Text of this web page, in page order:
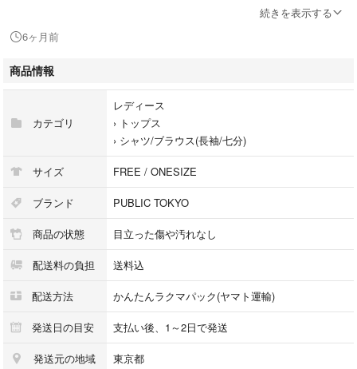
カフスの上側に隠しゴムを入れているので袖を上げた時に止まる1手間デ
衿開きのVネックは、1枚着でもインナーとレイヤードもかわいく着られ、
リボンをフロントで1回引っかけてボウタイ風でもかわいいデザインで
す。
柔らかさと膨らみがあり、着心地の良さに納得いただけるさわり心地で
本体:ポリエステル93% 本体:ポリウレタン7% 別布:ポリエステル100%
日本
手洗い可能
※商品の状態には細心の注意を払っておりますが、素人検品のため多少の
見落としがあるかと思います。ご容赦ください。
※細かいことを気にされる方や、USED品に御理解のない方は御遠慮下さ
続きを表示する
6ヶ月前
商品情報
カテゴリ
レディース
› トップス
› シャツ/ブラウス(長袖/七分)
サイズ FREE / ONESIZE
ブランド PUBLIC TOKYO
商品の状態 目立った傷や汚れなし
配送料の負担 送料込
配送方法 かんたんラクマパック(ヤマト運輸)
発送日の目安 支払い後、1～2日で発送
発送元の地域 東京都